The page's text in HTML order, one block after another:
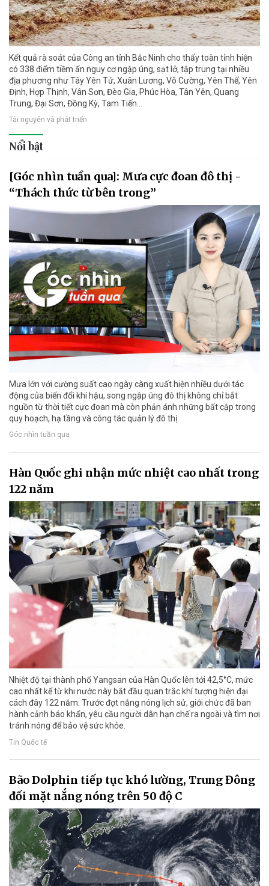
Kết quả rà soát của Công an tỉnh Bắc Ninh cho thấy toàn tỉnh hiện
có 338 điểm tiềm ẩn nguy cơ ngập úng, sạt lở, tập trung tại nhiều
địa phương như Tây Yên Tử, Xuân Lương, Võ Cường, Yên Thế, Yên
Định, Hợp Thịnh, Vân Sơn, Đèo Gia, Phúc Hòa, Tân Yên, Quang
Trung, Đại Sơn, Đồng Kỳ, Tam Tiến...
Tài nguyên và phát triển
Nổi bật
[Góc nhìn tuần qua]: Mưa cực đoan đô thị -
“Thách thức từ bên trong”
Mưa lớn với cường suất cao ngày càng xuất hiện nhiều dưới tác
động của biến đổi khí hậu, song ngập úng đô thị không chỉ bắt
nguồn từ thời tiết cực đoan mà còn phản ánh những bất cập trong
quy hoạch, hạ tầng và công tác quản lý đô thị.
Góc nhìn tuần qua
Hàn Quốc ghi nhận mức nhiệt cao nhất trong
122 năm
Nhiệt độ tại thành phố Yangsan của Hàn Quốc lên tới 42,5°C, mức
cao nhất kể từ khi nước này bắt đầu quan trắc khí tượng hiện đại
cách đây 122 năm. Trước đợt nắng nóng lịch sử, giới chức đã ban
hành cảnh báo khẩn, yêu cầu người dân hạn chế ra ngoài và tìm nơi
tránh nóng để bảo vệ sức khỏe.
Tin Quốc tế
Bão Dolphin tiếp tục khó lường, Trung Đông
đối mặt nắng nóng trên 50 độ C